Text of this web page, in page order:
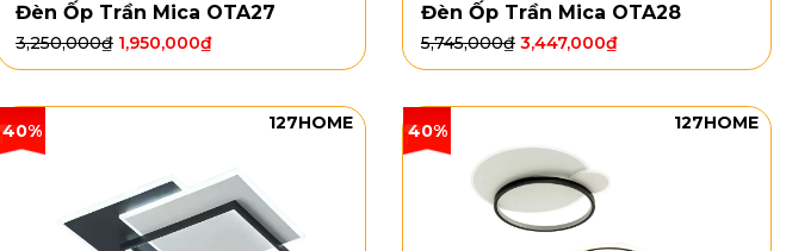
Đèn Ốp Trần Mica OTA27
3,250,000₫ 1,950,000₫
Đèn Ốp Trần Mica OTA28
5,745,000₫ 3,447,000₫
40% 127HOME 40% 127HOME